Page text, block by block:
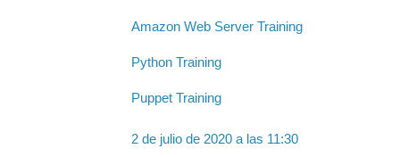
Amazon Web Server Training
Python Training
Puppet Training
2 de julio de 2020 a las 11:30